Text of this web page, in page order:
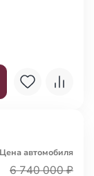
Цена автомобиля
6 740 000 ₽